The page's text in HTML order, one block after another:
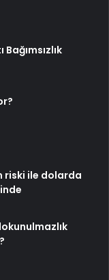
Bağımsızlık
riski ile dolarda